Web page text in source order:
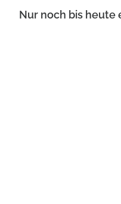
Nur noch bis heute